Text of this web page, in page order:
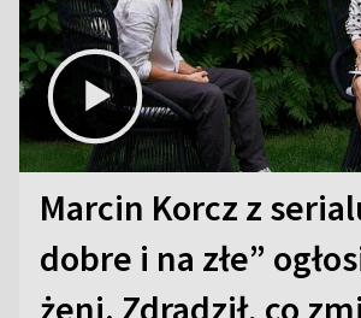
Marcin Korcz z
dobre i na złe”